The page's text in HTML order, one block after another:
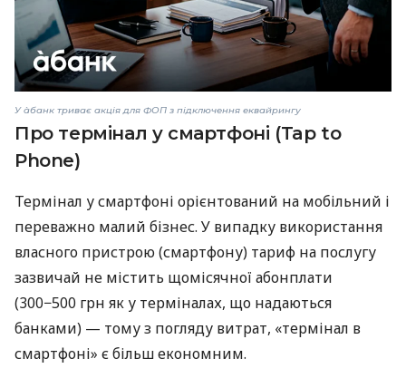
У àбанк триває акція для ФОП з підключення еквайрингу
Про термінал у смартфоні (Tap to
Phone)
Термінал у смартфоні орієнтований на мобільний і
переважно малий бізнес. У випадку використання
власного пристрою (смартфону) тариф на послугу
зазвичай не містить щомісячної абонплати
(300−500 грн як у терміналах, що надаються
банками) — тому з погляду витрат, «термінал в
смартфоні» є більш економним.